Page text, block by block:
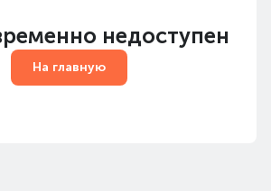
недоступен
На главную